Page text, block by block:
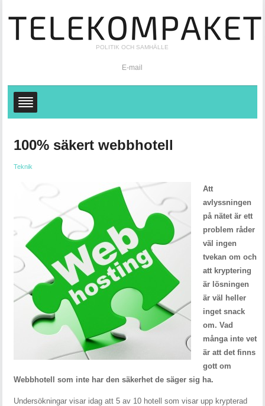
POLITIK OCH SAMHÄLLE
E-mail
100% säkert webbhotell
Teknik
Att
avlyssningen
på nätet är ett
problem råder
väl ingen
tvekan om och
att kryptering
är lösningen
är väl heller
inget snack
om. Vad
många inte vet
är att det finns
gott om
Webbhotell som inte har den säkerhet de säger sig ha.
Undersökningar visar idag att 5 av 10 hotell som visar upp krypterad